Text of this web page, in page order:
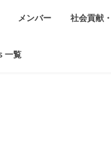
メンバー 社会貢献
一覧